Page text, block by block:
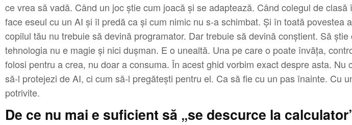
ce vrea să vadă. Când un joc știe cum joacă și se adaptează. Când colegul de clasă
face eseul cu un AI și îl predă ca și cum nimic nu s-a schimbat. Și în toată povestea
copilul tău nu trebuie să devină programator. Dar trebuie să devină conștient. Să știe
tehnologia nu e magie și nici dușman. E o unealtă. Una pe care o poate învăța,
folosi pentru a crea, nu doar a consuma. În acest ghid vorbim exact despre asta. Nu
să-l protejezi de AI, ci cum să-l pregătești pentru el. Ca să fie cu un pas înainte. Cu
potrivite.
De ce nu mai e suficient să „se descurce la